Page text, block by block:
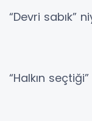
“Devri sabık”
“Halkın